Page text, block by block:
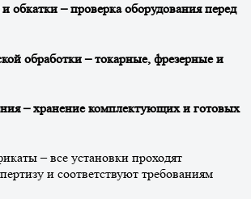
обкатки – проверка оборудования перед
обработки – токарные, фрезерные и
– хранение комплектующих и готовых
– все установки проходят
и соответствуют требованиям